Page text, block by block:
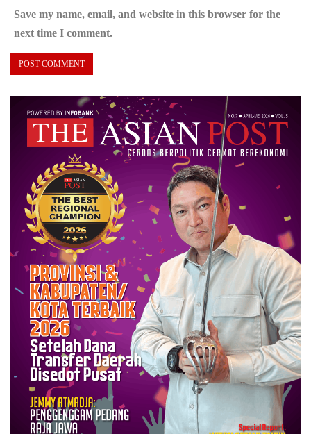
Save my name, email, and website in this browser for the
next time I comment.